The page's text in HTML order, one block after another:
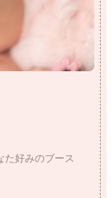
た好みのブース